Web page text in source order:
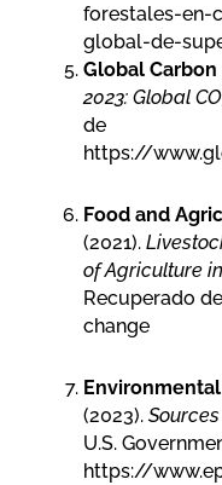
forestales-en-
global-de-
Global Carbon
2023: Global
de
https://
Food and
(2021).
of Agriculture
Recuperado
change
(2023).
U.S.
https://